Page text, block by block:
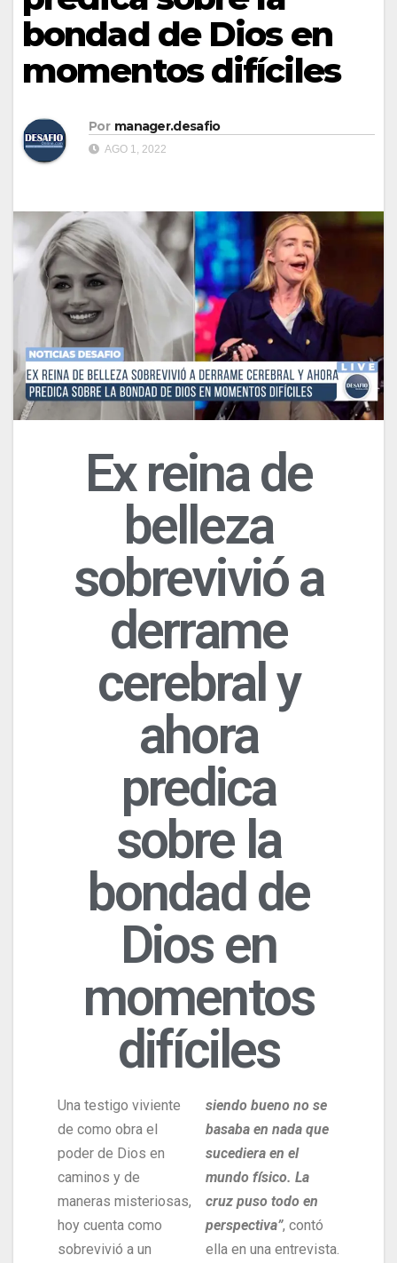
bondad de Dios en
momentos difíciles
Por manager.desafio
AGO 1, 2022
Ex reina de
belleza
sobrevivió a
derrame
cerebral y
ahora
predica
sobre la
bondad de
Dios en
momentos
difíciles
Una testigo viviente
de como obra el
poder de Dios en
caminos y de
maneras misteriosas,
hoy cuenta como
sobrevivió a un
siendo bueno no se
basaba en nada que
sucediera en el
mundo físico. La
cruz puso todo en
perspectiva”, contó
ella en una entrevista.